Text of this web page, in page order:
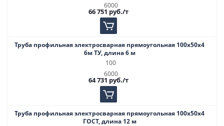
6000
66 751 руб./т
Труба профильная электросварная прямоугольная 100х50х4
6м ТУ, длина 6 м
100
6000
64 731 руб./т
Труба профильная электросварная прямоугольная 100х50х4
ГОСТ, длина 12 м